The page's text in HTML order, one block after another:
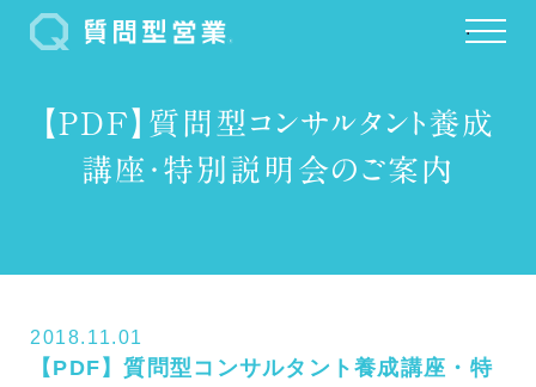
.
【PDF】質問型コンサルタント養成
講座・特別説明会のご案内
2018.11.01
【PDF】質問型コンサルタント養成講座・特